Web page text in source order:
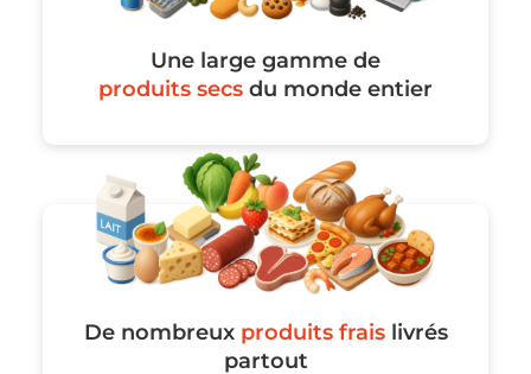
Une large gamme de
produits secs du monde entier
De nombreux produits fraislivrés
partout